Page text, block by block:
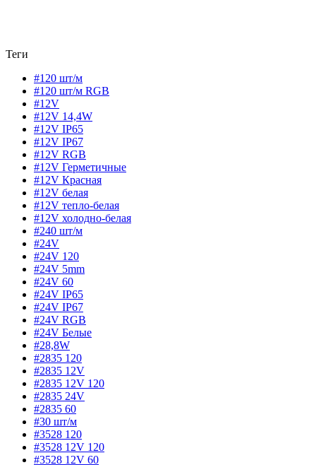
Теги
#120 шт/м
#120 шт/м RGB
#12V
#12V 14,4W
#12V IP65
#12V IP67
#12V RGB
#12V Герметичные
#12V Красная
#12V белая
#12V тепло-белая
#12V холодно-белая
#240 шт/м
#24V
#24V 120
#24V 5mm
#24V 60
#24V IP65
#24V IP67
#24V RGB
#24V Белые
#28,8W
#2835 120
#2835 12V
#2835 12V 120
#2835 24V
#2835 60
#30 шт/м
#3528 120
#3528 12V 120
#3528 12V 60